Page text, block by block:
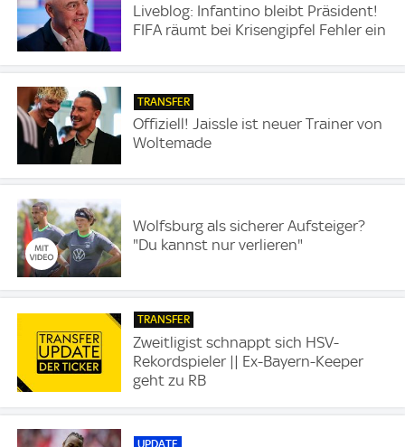
Liveblog: Infantino bleibt Präsident!
FIFA räumt bei Krisengipfel Fehler ein
TRANSFER
Offiziell! Jaissle ist neuer Trainer von
Woltemade
Wolfsburg als sicherer Aufsteiger?
"Du kannst nur verlieren"
TRANSFER
Zweitligist schnappt sich HSV-
Rekordspieler || Ex-Bayern-Keeper
geht zu RB
UPDATE